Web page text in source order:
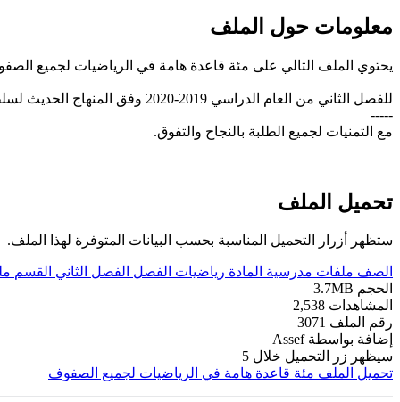
معلومات حول الملف
يحتوي الملف التالي على مئة قاعدة هامة في الرياضيات لجميع
للفصل الثاني من العام الدراسي 2019-2020 وفق المنهاج الحديث لسلطنة عُمان، تحميل مباشر
-----
مع التمنيات لجميع الطلبة بالنجاح والتفوق.
تحميل الملف
ستظهر أزرار التحميل المناسبة بحسب البيانات المتوفرة لهذا الملف.
الصف ملفات مدرسية المادة رياضيات الفصل الفصل الثاني القسم
الحجم 3.7MB
المشاهدات 2,538
رقم الملف 3071
إضافة بواسطة Assef
سيظهر زر التحميل خلال 5
تحميل الملف مئة قاعدة هامة في الرياضيات لجميع الصفوف